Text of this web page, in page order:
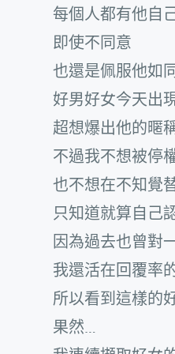
每個人都有他自
即使不同意
也還是佩服他如
好男好女今天出
超想爆出他的暱
不過我不想被停
也不想在不知覺
只知道就算自己
因為過去也曾對
我還活在回覆率
所以看到這樣的
果然…